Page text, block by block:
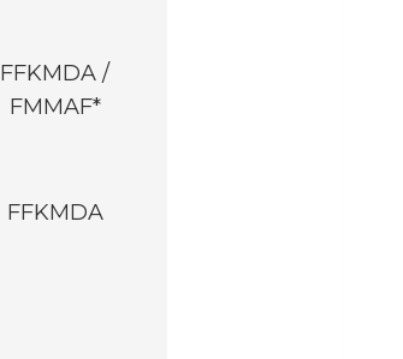
FFKMDA /
FMMAF*
FFKMDA